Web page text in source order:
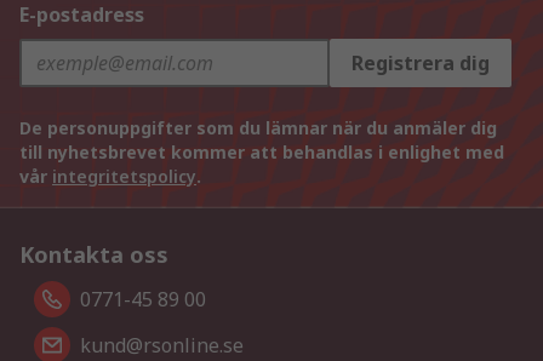
E-postadress
Registrera dig
De personuppgifter som du lämnar när du anmäler dig
till nyhetsbrevet kommer att behandlas i enlighet med
vår integritetspolicy.
Kontakta oss
0771-45 89 00
kund@rsonline.se